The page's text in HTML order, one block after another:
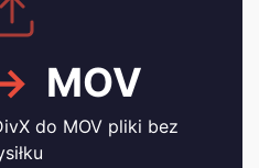
MOV
do MOV pliki bez